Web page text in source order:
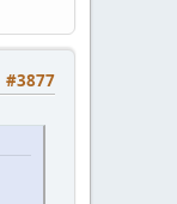
#3877